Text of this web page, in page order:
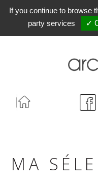
If you continue to browse
party services
✓
MA